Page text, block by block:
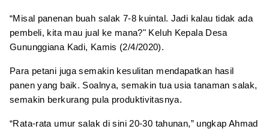
“Misal panenan buah salak 7-8 kuintal. Jadi kalau tidak ada
pembeli, kita mau jual ke mana?" Keluh Kepala Desa
Gununggiana Kadi, Kamis (2/4/2020).
Para petani juga semakin kesulitan mendapatkan hasil
panen yang baik. Soalnya, semakin tua usia tanaman salak,
semakin berkurang pula produktivitasnya.
“Rata-rata umur salak di sini 20-30 tahunan,” ungkap Ahmad